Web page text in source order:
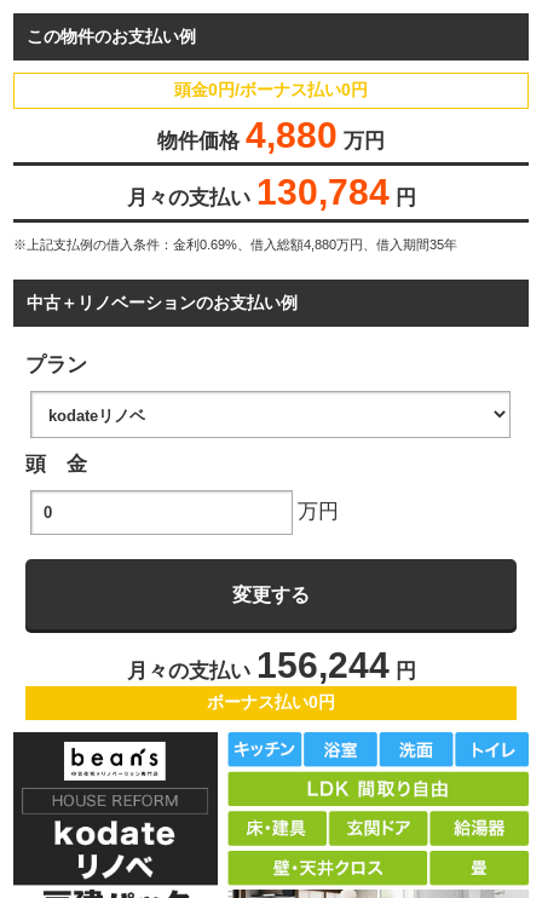
この物件のお支払い例
頭金0円/ボーナス払い0円
物件価格 4,880 万円
月々の支払い 130,784 円
※上記支払例の借入条件：金利0.69%、借入総額4,880万円、借入期間35年
中古＋リノベーションのお支払い例
プラン
頭 金
万円
月々の支払い 156,244 円
ボーナス払い0円